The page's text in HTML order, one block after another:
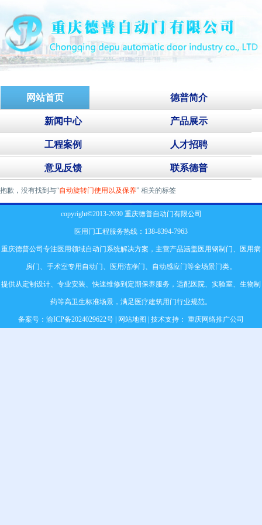
网站首页 德普简介
新闻中心 产品展示
工程案例 人才招聘
意见反馈 联系德普
抱歉，没有找到与“自动旋转门使用以及保养” 相关的标签
copyright©2013-2030 重庆德普自动门有限公司
医用门工程服务热线：138-8394-7963
重庆德普公司专注医用领域自动门系统解决方案，主营产品涵盖 医用钢制门、 医用病
房门、 手术室专用自动门、 医用洁净门、自动感应门等全场景门类。
提供从定制设计、专业安装、快速维修到定期保养服务，适配医院、实验室、生物制
药等高卫生标准场景，满足医疗建筑用门行业规范。
备案号： 渝ICP备2024029622号 网站地图 | 技术支持： 重庆网络推广公司